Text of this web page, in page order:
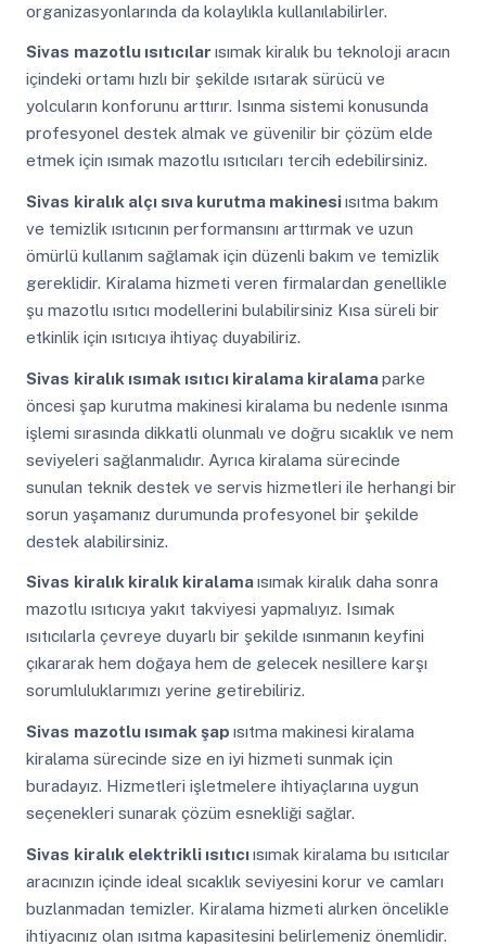
organizasyonlarında da kolaylıkla kullanılabilirler.
Sivas mazotlu ısıtıcılar ısımak kiralık bu teknoloji aracın
içindeki ortamı hızlı bir şekilde ısıtarak sürücü ve
yolcuların konforunu arttırır. Isınma sistemi konusunda
profesyonel destek almak ve güvenilir bir çözüm elde
etmek için ısımak mazotlu ısıtıcıları tercih edebilirsiniz.
Sivas kiralık alçı sıva kurutma makinesiısıtma bakım
ve temizlik ısıtıcının performansını arttırmak ve uzun
ömürlü kullanım sağlamak için düzenli bakım ve temizlik
gereklidir. Kiralama hizmeti veren firmalardan genellikle
şu mazotlu ısıtıcı modellerini bulabilirsiniz Kısa süreli bir
etkinlik için ısıtıcıya ihtiyaç duyabiliriz.
Sivas kiralık ısımak ısıtıcı kiralama kiralamaparke
öncesi şap kurutma makinesi kiralama bu nedenle ısınma
işlemi sırasında dikkatli olunmalı ve doğru sıcaklık ve nem
seviyeleri sağlanmalıdır. Ayrıca kiralama sürecinde
sunulan teknik destek ve servis hizmetleri ile herhangi bir
sorun yaşamanız durumunda profesyonel bir şekilde
destek alabilirsiniz.
Sivas kiralık kiralık kiralamaısımak kiralık daha sonra
mazotlu ısıtıcıya yakıt takviyesi yapmalıyız. Isımak
ısıtıcılarla çevreye duyarlı bir şekilde ısınmanın keyfini
çıkararak hem doğaya hem de gelecek nesillere karşı
sorumluluklarımızı yerine getirebiliriz.
Sivas mazotlu ısımak şap ısıtma makinesi kiralama
kiralama sürecinde size en iyi hizmeti sunmak için
buradayız. Hizmetleri işletmelere ihtiyaçlarına uygun
seçenekleri sunarak çözüm esnekliği sağlar.
Sivas kiralık elektrikli ısıtıcıısımak kiralama bu ısıtıcılar
aracınızın içinde ideal sıcaklık seviyesini korur ve camları
buzlanmadan temizler. Kiralama hizmeti alırken öncelikle
ihtiyacınız olan ısıtma kapasitesini belirlemeniz önemlidir.